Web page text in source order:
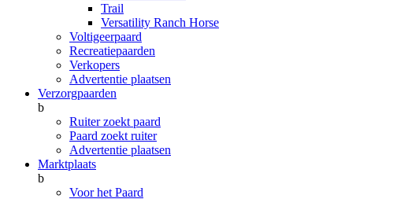
Trail
Versatility Ranch Horse
Voltigeerpaard
Recreatiepaarden
Verkopers
Advertentie plaatsen
Verzorgpaarden
b
Ruiter zoekt paard
Paard zoekt ruiter
Advertentie plaatsen
Marktplaats
b
Voor het Paard